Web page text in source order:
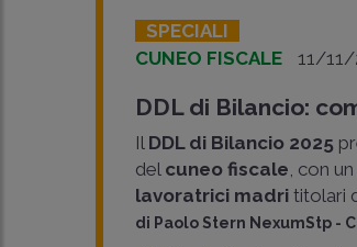
SPECIALI
CUNEO FISCALE
11/11/
DDL di Bilancio:
Il DDL di Bilancio 2025
del cuneo fiscale, con
lavoratrici madri titolari
di Paolo Stern NexumStp -